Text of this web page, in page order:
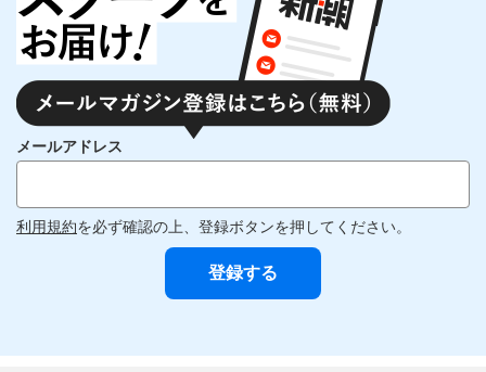
メールアドレス
利用規約を必ず確認の上、登録ボタンを押してください。